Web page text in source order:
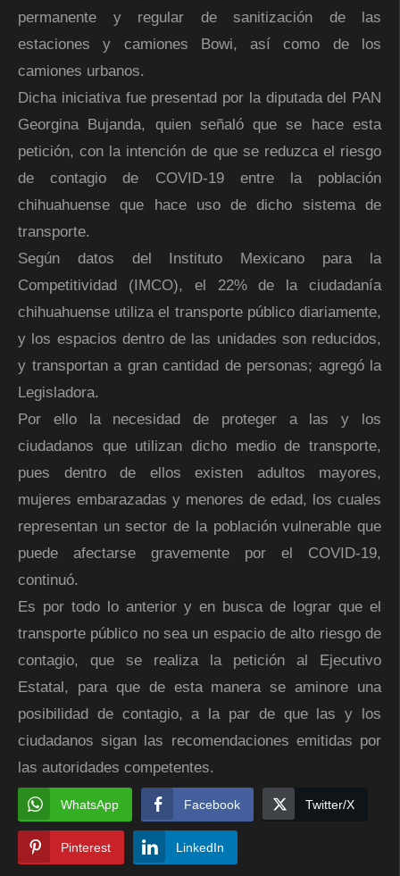
permanente y regular de sanitización de las
estaciones y camiones Bowi, así como de los
camiones urbanos.
Dicha iniciativa fue presentad por la diputada del PAN
Georgina Bujanda, quien señaló que se hace esta
petición, con la intención de que se reduzca el riesgo
de contagio de COVID-19 entre la población
chihuahuense que hace uso de dicho sistema de
transporte.
Según datos del Instituto Mexicano para la
Competitividad (IMCO), el 22% de la ciudadanía
chihuahuense utiliza el transporte público diariamente,
y los espacios dentro de las unidades son reducidos,
y transportan a gran cantidad de personas; agregó la
Legisladora.
Por ello la necesidad de proteger a las y los
ciudadanos que utilizan dicho medio de transporte,
pues dentro de ellos existen adultos mayores,
mujeres embarazadas y menores de edad, los cuales
representan un sector de la población vulnerable que
puede afectarse gravemente por el COVID-19,
continuó.
Es por todo lo anterior y en busca de lograr que el
transporte público no sea un espacio de alto riesgo de
contagio, que se realiza la petición al Ejecutivo
Estatal, para que de esta manera se aminore una
posibilidad de contagio, a la par de que las y los
ciudadanos sigan las recomendaciones emitidas por
las autoridades competentes.
WhatsApp Facebook Twitter/X
Pinterest LinkedIn